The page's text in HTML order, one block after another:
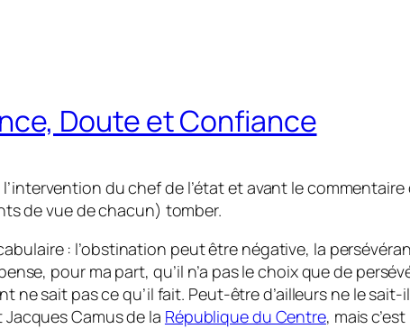
Doute et Confiance
du chef de l’état et avant le
de vue de chacun) tomber.
: l’obstination peut être négative, la
pour ma part, qu’il n’a pas le choix que de
ne sait pas ce qu’il fait. Peut-être d’ailleurs ne le
Camus de la République du Centre, mais